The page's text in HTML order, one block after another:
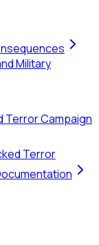
Military
Terror Campaign
Terror